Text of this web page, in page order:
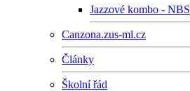
Jazzové kombo - NBS
Canzona.zus-ml.cz
Články
Školní řád